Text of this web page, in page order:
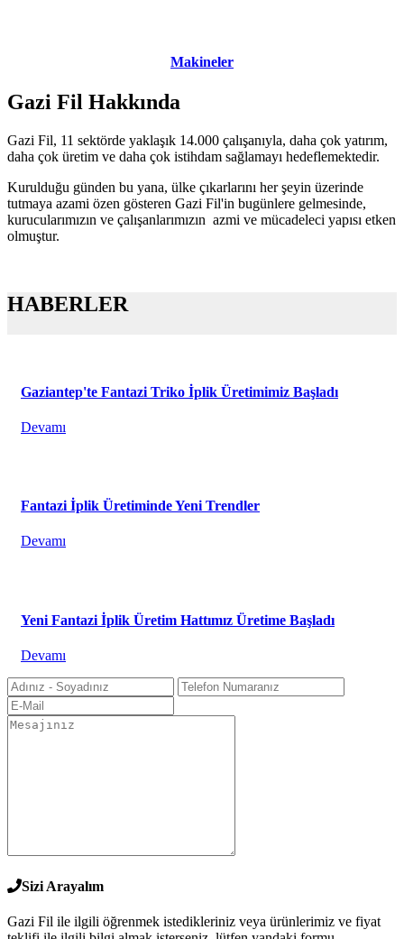
Makineler
Gazi Fil Hakkında
Gazi Fil, 11 sektörde yaklaşık 14.000 çalışanıyla, daha çok yatırım,
daha çok üretim ve daha çok istihdam sağlamayı hedeflemektedir.
Kurulduğu günden bu yana, ülke çıkarlarını her şeyin üzerinde
tutmaya azami özen gösteren Gazi Fil'in bugünlere gelmesinde,
kurucularımızın ve çalışanlarımızın azmi ve mücadeleci yapısı etken
olmuştur.
HABERLER
Gaziantep'te Fantazi Triko İplik Üretimimiz Başladı
Devamı
Fantazi İplik Üretiminde Yeni Trendler
Devamı
Yeni Fantazi İplik Üretim Hattımız Üretime Başladı
Devamı
Sizi Arayalım
Gazi Fil ile ilgili öğrenmek istedikleriniz veya ürünlerimiz ve fiyat